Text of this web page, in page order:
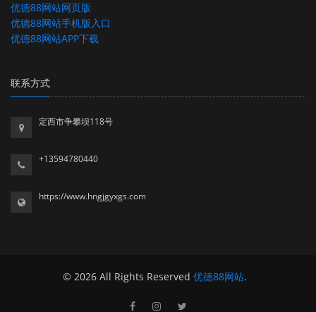
优德88网站网页版
优德88网站手机版入口
优德88网站APP下载
联系方式
定西市争攀坝118号
+13594780440
https://www.hngjgyxgs.com
© 2026 All Rights Reserved 优德88网站.